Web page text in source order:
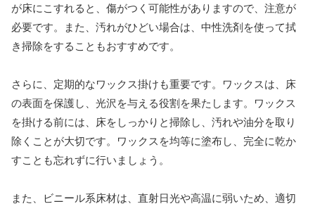
が床にこすれると、傷がつく可能性がありますので、注意が
必要です。また、汚れがひどい場合は、中性洗剤を使って拭
き掃除をすることもおすすめです。
さらに、定期的なワックス掛けも重要です。ワックスは、床
の表面を保護し、光沢を与える役割を果たします。ワックス
を掛ける前には、床をしっかりと掃除し、汚れや油分を取り
除くことが大切です。ワックスを均等に塗布し、完全に乾か
すことも忘れずに行いましょう。
また、ビニール系床材は、直射日光や高温に弱いため、適切